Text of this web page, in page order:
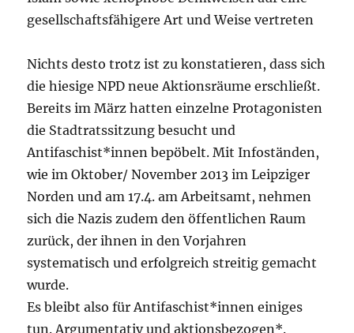
gesellschaftsfähigere Art und Weise vertreten
Nichts desto trotz ist zu konstatieren, dass sich
die hiesige NPD neue Aktionsräume erschließt.
Bereits im März hatten einzelne Protagonisten
die Stadtratssitzung besucht und
Antifaschist*innen bepöbelt. Mit Infoständen,
wie im Oktober/ November 2013 im Leipziger
Norden und am 17.4. am Arbeitsamt, nehmen
sich die Nazis zudem den öffentlichen Raum
zurück, der ihnen in den Vorjahren
systematisch und erfolgreich streitig gemacht
wurde.
Es bleibt also für Antifaschist*innen einiges
tun. Argumentativ und aktionsbezogen*.